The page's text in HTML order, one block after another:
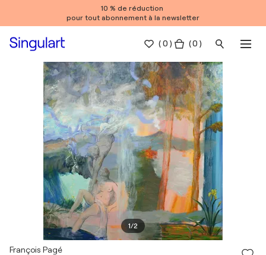
10 % de réduction
pour tout abonnement à la newsletter
(0 ) ( 0 )
1/2
François Pagé